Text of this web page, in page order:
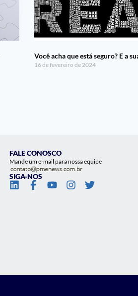
Você acha que está seguro? E a
16 de fevereiro de 2024
FALE CONOSCO
Mande um e-mail para nossa equipe
SIGA-NOS